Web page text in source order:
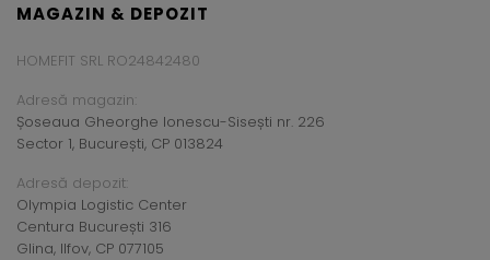
MAGAZIN & DEPOZIT
HOMEFIT SRL RO24842480
Adresă magazin:
Șoseaua Gheorghe Ionescu-Sisești nr. 226
Sector 1, București, CP 013824
Adresă depozit:
Olympia Logistic Center
Centura București 316
Glina, Ilfov, CP 077105